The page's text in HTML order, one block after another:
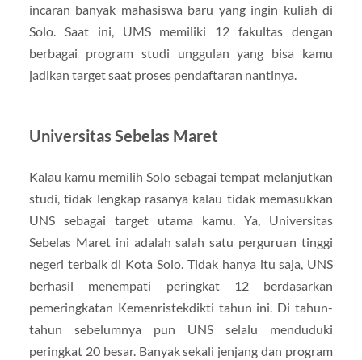
incaran banyak mahasiswa baru yang ingin kuliah di
Solo. Saat ini, UMS memiliki 12 fakultas dengan
berbagai program studi unggulan yang bisa kamu
jadikan target saat proses pendaftaran nantinya.
Universitas Sebelas Maret
Kalau kamu memilih Solo sebagai tempat melanjutkan
studi, tidak lengkap rasanya kalau tidak memasukkan
UNS sebagai target utama kamu. Ya, Universitas
Sebelas Maret ini adalah salah satu perguruan tinggi
negeri terbaik di Kota Solo. Tidak hanya itu saja, UNS
berhasil menempati peringkat 12 berdasarkan
pemeringkatan Kemenristekdikti tahun ini. Di tahun-
tahun sebelumnya pun UNS selalu menduduki
peringkat 20 besar. Banyak sekali jenjang dan program